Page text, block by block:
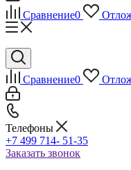
Сравнение0
Сравнение0
Телефоны
+7 499 714- 51-35
Заказать звонок